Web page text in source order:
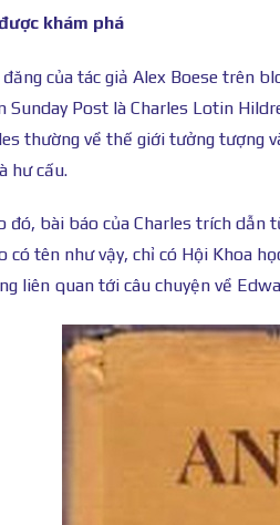
khám phá
của tác giả Alex Boese trên
Sunday Post là Charles Lotin
thường về thế giới tưởng tượng
hư cấu.
đó, bài báo của Charles trích dẫn
có tên như vậy, chỉ có Hội Khoa
liên quan tới câu chuyện về